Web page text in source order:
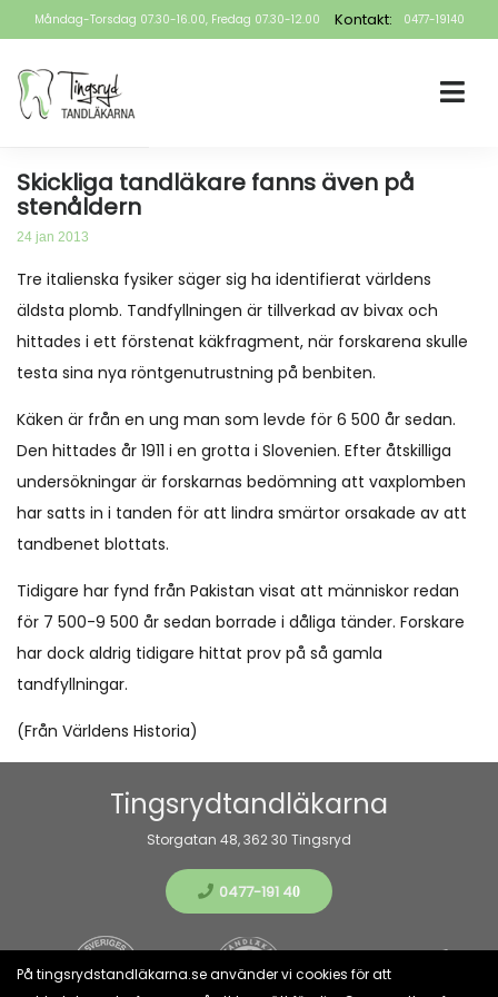
Måndag-Torsdag 07.30-16.00, Fredag 07.30-12.00 Kontakt: 0477-19140
Skickliga tandläkare fanns även på
stenåldern
24 jan 2013
Tre italienska fysiker säger sig ha identifierat världens
äldsta plomb. Tandfyllningen är tillverkad av bivax och
hittades i ett förstenat käkfragment, när forskarena skulle
testa sina nya röntgenutrustning på benbiten.
Käken är från en ung man som levde för 6 500 år sedan.
Den hittades år 1911 i en grotta i Slovenien. Efter åtskilliga
undersökningar är forskarnas bedömning att vaxplomben
har satts in i tanden för att lindra smärtor orsakade av att
tandbenet blottats.
Tidigare har fynd från Pakistan visat att människor redan
för 7 500-9 500 år sedan borrade i dåliga tänder. Forskare
har dock aldrig tidigare hittat prov på så gamla
tandfyllningar.
(Från Världens Historia)
Tingsrydtandläkarna
Storgatan 48, 362 30 Tingsryd
0477-191 40
På tingsrydstandläkarna.se använder vi cookies för att